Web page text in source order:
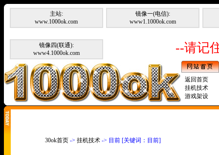
主站:
www.1000ok.com
镜像一(电信):
www1.1000ok.com
镜像四(联通):
www4.1000ok.com
--请记
返回首页
挂机技术
游戏架设
30ok首页 -> 挂机技术 -> 目前 [关键词：目前]